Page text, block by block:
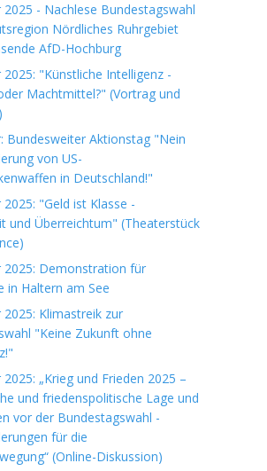
2025 - Nachlese Bundestagswahl
Nördliches Ruhrgebiet
AfD-Hochburg
2025: "Künstliche Intelligenz -
Machtmittel?" (Vortrag und
Bundesweiter Aktionstag "Nein
von US-
in Deutschland!"
2025: "Geld ist Klasse -
und Überreichtum" (Theaterstück
2025: Demonstration für
in Haltern am See
2025: Klimastreik zur
"Keine Zukunft ohne
2025: „Krieg und Frieden 2025 –
und friedenspolitische Lage und
vor der Bundestagswahl -
für die
(Online-Diskussion)